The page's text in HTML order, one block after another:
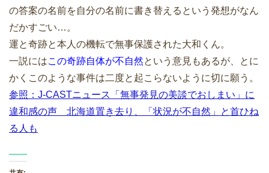
の答案の名前を自分の名前に書き替えるという発想がなん
だかすごい…。
運と奇跡と本人の機転で無事保護された大和くん。
一説にはこの奇跡自体が不自然という意見もあるが、とに
かくこのような事件は二度と起こらないように切に願う。
参照：J-CASTニュース「無事発見の美談でおしまい」に
違和感の声 北海道置き去り、「状況が不自然」と首ひね
る人も